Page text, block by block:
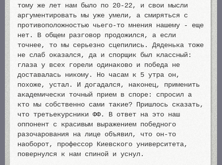
тому же лет нам было по 20-22, и свои мысли
аргументировать мы уже умели, а смиряться с
противоположностью чьего-то мнения нашему - еще
нет. В общем разговор продожился, а если
точнее, то мы серьезно сцепились. Дяденька тоже
не слаб оказался, да и спорщик был классный:
глаза у всех горели одинаково и победа не
доставалась никому. Но часам к 5 утра он,
похоже, устал. И догадался, наконец, применить
академически точный прием в споре: спросил а
кто мы собственно сами такие? Пришлось сказать,
что третьекурсники ФФ. В ответ на это наш
оппонент с красивым выражением победного
разочарования на лице объявил, что он-то
наоборот, профессор Киевского университета,
повернулся к нам спиной и уснул.